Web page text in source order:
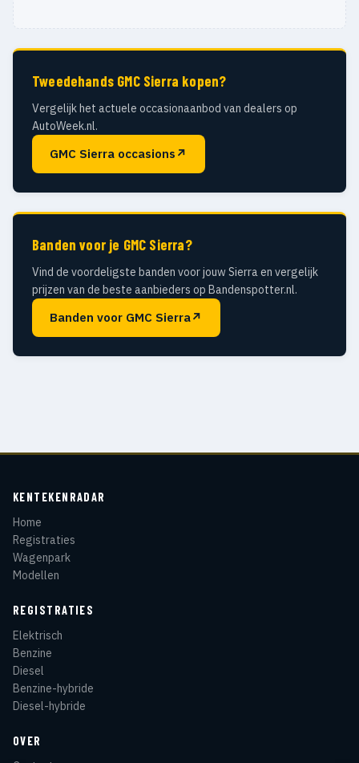
Tweedehands GMC Sierra kopen?
Vergelijk het actuele occasionaanbod van dealers op
AutoWeek.nl.
GMC Sierra occasions ↗
Banden voor je GMC Sierra?
Vind de voordeligste banden voor jouw Sierra en vergelijk
prijzen van de beste aanbieders op Bandenspotter.nl.
Banden voor GMC Sierra↗
KENTEKENRADAR
Home
Registraties
Wagenpark
Modellen
REGISTRATIES
Elektrisch
Benzine
Diesel
Benzine-hybride
Diesel-hybride
OVER